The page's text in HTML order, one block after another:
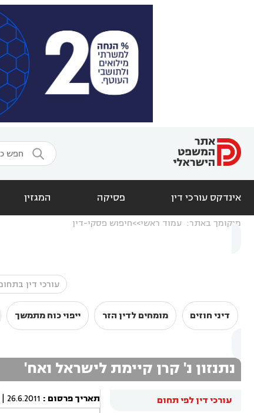

אינדקס עורכי דין פסיקה המגזין
מיקומך באתר: עמוד ראשי חיפוש פסקי-דין
דיני חוזים מומחים לדין הזר ייפוי כוח מתמשך
נתנזון נ' קרן קיימת לישראל ואח'
עורכי דין לפי תחום
תאריך פרסום :
26.6.2011
|